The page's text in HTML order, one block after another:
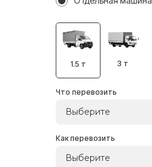
1.5 т 3 т
Что перевозить
Выберите
Как перевозить
Выберите